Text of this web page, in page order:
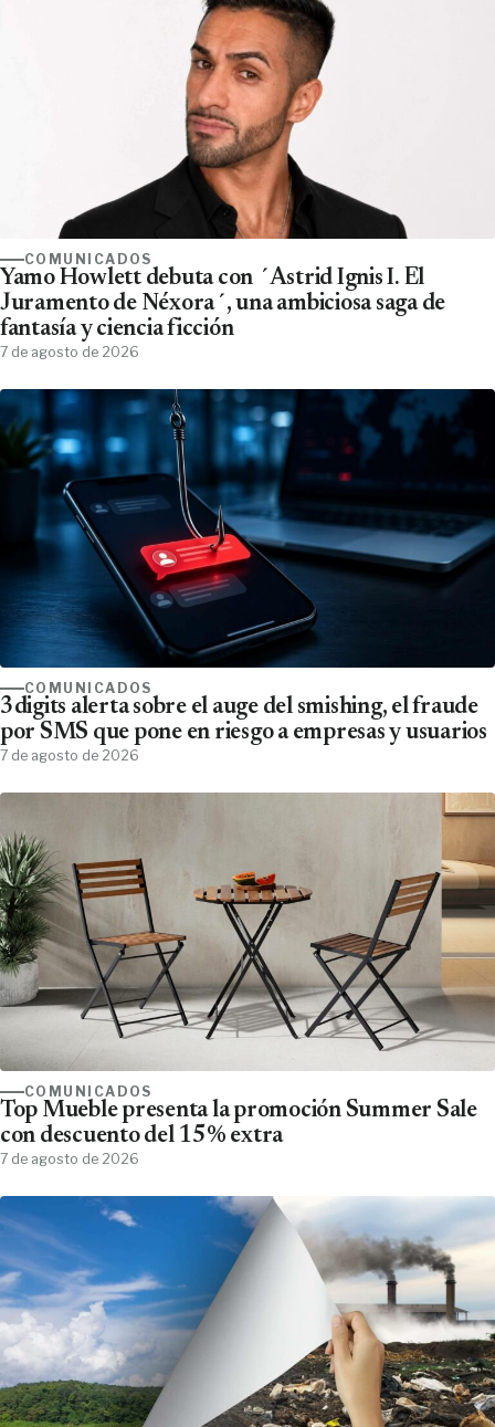
COMUNICADOS
Yamo Howlett debuta con ´Astrid Ignis I. El
Juramento de Néxora´, una ambiciosa saga de
fantasía y ciencia ficción
7 de agosto de 2026
COMUNICADOS
3digits alerta sobre el auge del smishing, el fraude
por SMS que pone en riesgo a empresas y usuarios
7 de agosto de 2026
COMUNICADOS
Top Mueble presenta la promoción Summer Sale
con descuento del 15% extra
7 de agosto de 2026